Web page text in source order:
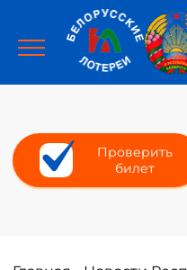
Проверить
билет